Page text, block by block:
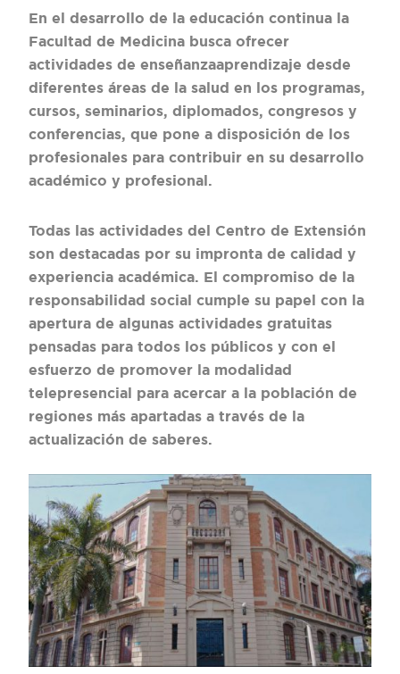
En el desarrollo de la educación continua la
Facultad de Medicina busca ofrecer
actividades de enseñanzaaprendizaje desde
diferentes áreas de la salud en los programas,
cursos, seminarios, diplomados, congresos y
conferencias, que pone a disposición de los
profesionales para contribuir en su desarrollo
académico y profesional.
Todas las actividades del Centro de Extensión
son destacadas por su impronta de calidad y
experiencia académica. El compromiso de la
responsabilidad social cumple su papel con la
apertura de algunas actividades gratuitas
pensadas para todos los públicos y con el
esfuerzo de promover la modalidad
telepresencial para acercar a la población de
regiones más apartadas a través de la
actualización de saberes.